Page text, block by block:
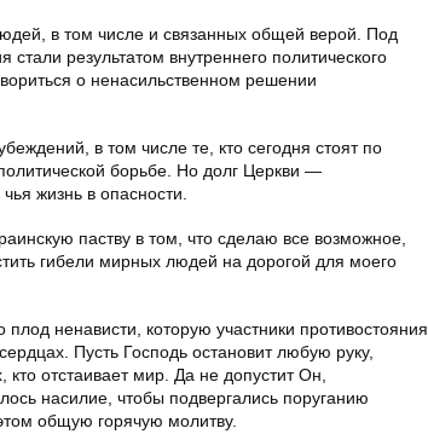
в том числе и связанных общей верой. Под
результатом внутреннего политического
о ненасильственном решении
в том числе те, кто сегодня стоят по
борьбе. Но долг Церкви —
жизнь в опасности.
паству в том, что сделаю все возможное,
гибели мирных людей на дорогой для моего
ненависти, которую участники противостояния
Пусть Господь остановит любую руку,
отстаивает мир. Да не допустит Он,
насилие, чтобы подвергались поруганию
общую горячую молитву.